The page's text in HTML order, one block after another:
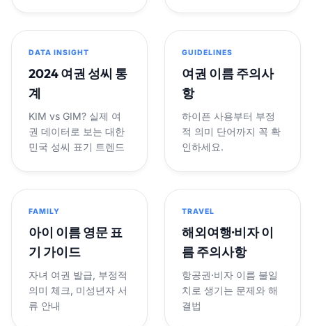
DATA INSIGHT
2024 여권 성씨 통
계
KIM vs GIM? 실제 여
권 데이터로 보는 대한
민국 성씨 표기 트렌드
GUIDELINES
여권 이름 주의사
항
하이픈 사용부터 부정
적 의미 단어까지 꼭 확
인하세요.
FAMILY
아이 이름 영문 표
기 가이드
자녀 여권 발급, 부정적
의미 체크, 미성년자 서
류 안내
TRAVEL
해외여행·비자 이
름 주의사항
항공권·비자 이름 불일
치로 생기는 문제와 해
결법